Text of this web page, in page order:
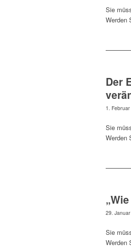
Sie
Werden
Der
1. Februar
Sie
Werden
29.
Sie
Werden